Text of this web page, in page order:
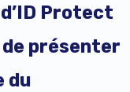
Protect
de présenter
du